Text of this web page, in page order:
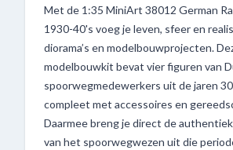
Met de 1:35 MiniArt 38012 German
1930-40's voeg je leven, sfeer en
diorama’s en modelbouwprojecten.
modelbouwkit bevat vier figuren van
spoorwegmedewerkers uit de jaren
compleet met accessoires en
Daarmee breng je direct de
van het spoorwegwezen uit die